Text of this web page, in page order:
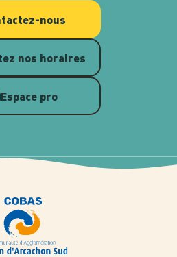
nous
nos horaires
Espace pro